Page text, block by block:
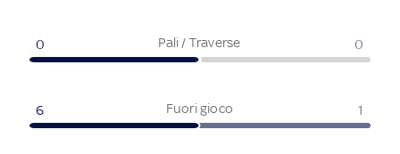
Pali / Traverse
0 0
Fuori gioco
6 1